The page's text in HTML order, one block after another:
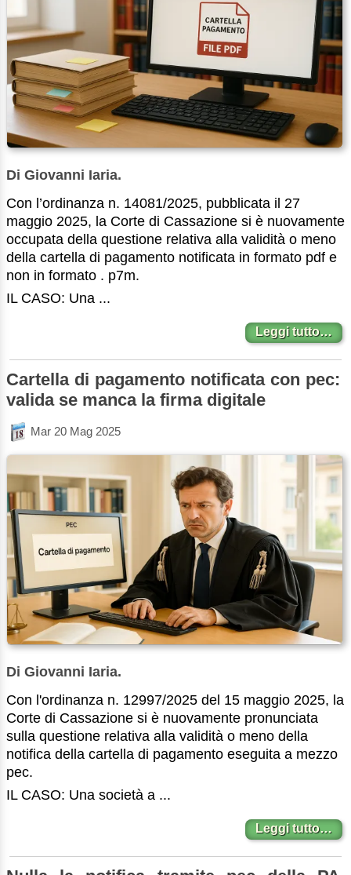
Di Giovanni Iaria.
Con l’ordinanza n. 14081/2025, pubblicata il 27
maggio 2025, la Corte di Cassazione si è nuovamente
occupata della questione relativa alla validità o meno
della cartella di pagamento notificata in formato pdf e
non in formato . p7m.
IL CASO: Una ...
Leggi tutto…
Cartella di pagamento notificata con pec:
valida se manca la firma digitale
Mar 20 Mag 2025
Di Giovanni Iaria.
Con l'ordinanza n. 12997/2025 del 15 maggio 2025, la
Corte di Cassazione si è nuovamente pronunciata
sulla questione relativa alla validità o meno della
notifica della cartella di pagamento eseguita a mezzo
pec.
IL CASO: Una società a ...
Leggi tutto…